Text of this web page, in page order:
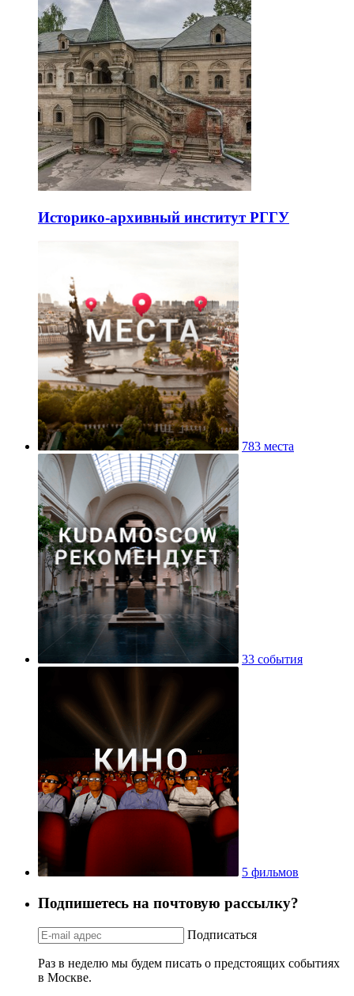
Историко-архивный институт РГГУ
783 места
33 события
5 фильмов
Подпишетесь на почтовую рассылку?
Подписаться
Раз в неделю мы будем писать о предстоящих событиях
в Москве.